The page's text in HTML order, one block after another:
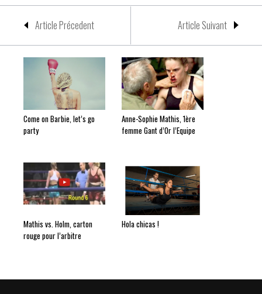
Article Précedent Article Suivant
Come on Barbie, let’s go
party
Anne-Sophie Mathis, 1ère
femme Gant d’Or l’Equipe
Mathis vs. Holm, carton
rouge pour l’arbitre
Hola chicas !